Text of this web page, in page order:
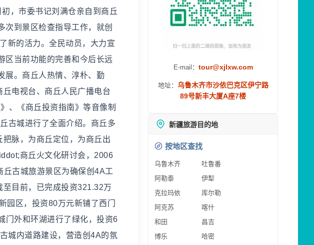
，市委书记刘满仓亲自到商丘
到景区检查指导工作，就创
新的活力。全民动员，大力宣
区当前功能的完善和今后长远
展。商丘人热情、淳朴、勤
电视台、商丘人民广播电台
、《商丘投资指南》等音像制
古城进行了全面介绍。商丘多
脉，为商丘定位，为商丘出
商丘火文化研讨会，2006
古城旅游景区为确保创4A工
目前，已完成投资321.32万
区，投资80万元新铺了西门
门外和环湖进行了绿化，投资6
城内道路建设，营造创4A的氛
E-mail： tour@xjlxw.com
地址： 乌鲁木齐市沙依巴克区伊宁路
89号新丰大厦A座7楼
新疆旅游目的地
按地区查找
乌鲁木齐
吐鲁番
阿勒泰
伊犁
克拉玛依
库尔勒
阿克苏
喀什
和田
昌吉
博乐
哈密